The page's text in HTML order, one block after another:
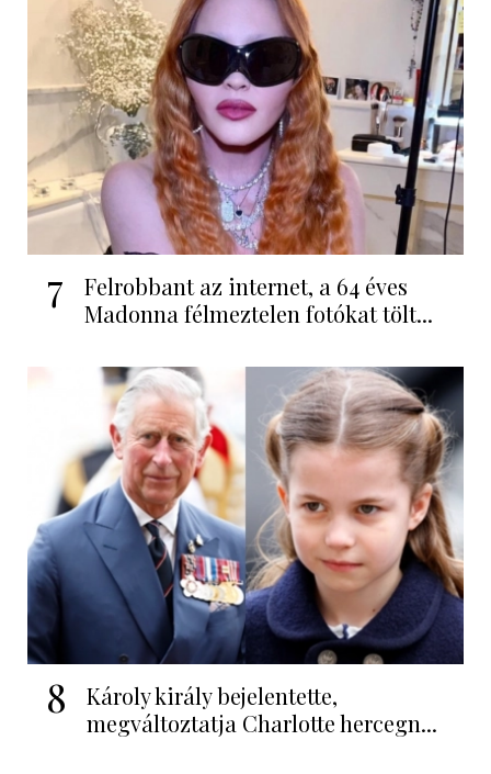
7
Felrobbant az internet, a 64 éves
Madonna félmeztelen fotókat tölt...
8
Károly király bejelentette,
megváltoztatja Charlotte hercegn...